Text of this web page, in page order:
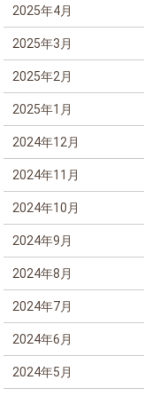
2025年4月
2025年3月
2025年2月
2025年1月
2024年12月
2024年11月
2024年10月
2024年9月
2024年8月
2024年7月
2024年6月
2024年5月